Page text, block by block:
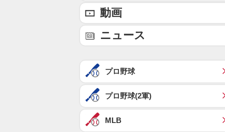
動画
ニュース
プロ野球
プロ野球(2軍)
MLB